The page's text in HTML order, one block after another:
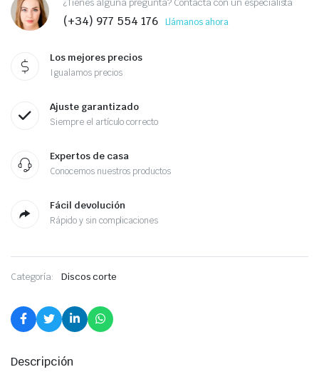
(+34) 977 554 176 Llámanos ahora
Los mejores precios
Igualamos precios
Ajuste garantizado
Siempre el artículo correcto
Expertos de casa
Conocemos nuestros productos
Fácil devolución
Rápido y sin complicaciones
Categoría: Discos corte
Descripción